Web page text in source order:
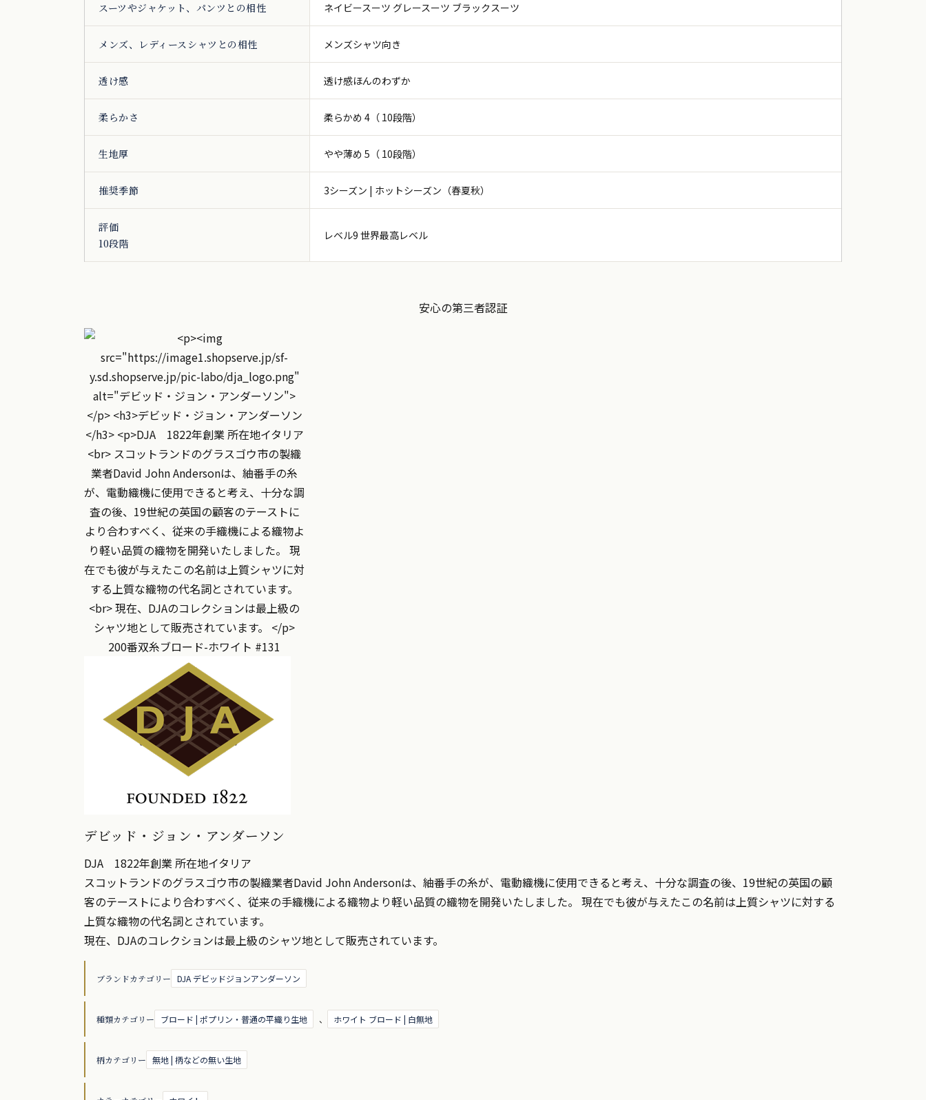
スーツやジャケット、パンツとの相性 ネイビースーツ グレースーツ ブラックスーツ
メンズ、レディースシャツとの相性 メンズシャツ向き
透け感 透け感ほんのわずか
柔らかさ 柔らかめ 4（ 10段階）
生地厚 やや薄め 5（ 10段階）
推奨季節 3シーズン | ホットシーズン（春夏秋）
評価
10段階
レベル9 世界最高レベル
安心の第三者認証
デビッド・ジョン・アンダーソン
DJA 1822年創業 所在地イタリア
スコットランドのグラスゴウ市の製織業者David John Andersonは、紬番手の糸が、電動織機に使用できると考え、十分な調査の後、19世紀の英国の顧
客のテーストにより合わすべく、従来の手織機による織物より軽い品質の織物を開発いたしました。 現在でも彼が与えたこの名前は上質シャツに対する
上質な織物の代名詞とされています。
現在、DJAのコレクションは最上級のシャツ地として販売されています。
ブランドカテゴリー DJA デビッドジョンアンダーソン
種類カテゴリー ブロード | ポプリン・普通の平織り生地 、 ホワイト ブロード | 白無地
柄カテゴリー 無地 | 柄などの無い生地